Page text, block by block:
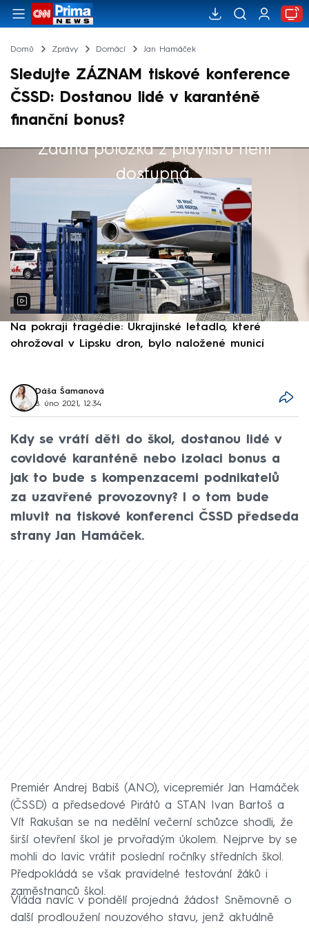
Domů Zprávy Domácí Jan Hamáček
Sledujte ZÁZNAM tiskové konference
ČSSD: Dostanou lidé v karanténě
finanční bonus?
Žádná položka z playlistu není
dostupná.
Výběr redakce
Na pokraji tragédie: Ukrajinské letadlo, které
ohrožoval v Lipsku dron, bylo naložené municí
Dáša Šamanová
8. úno 2021, 12:34
Kdy se vrátí děti do škol, dostanou lidé v
covidové karanténě nebo izolaci bonus a
jak to bude s kompenzacemi podnikatelů
za uzavřené provozovny? I o tom bude
mluvit na tiskové konferenci ČSSD předseda
strany Jan Hamáček.
Premiér Andrej Babiš (ANO), vicepremiér Jan Hamáček
(ČSSD) a předsedové Pirátů a STAN Ivan Bartoš a
Vít Rakušan se na nedělní večerní schůzce shodli, že
širší otevření škol je prvořadým úkolem. Nejprve by se
mohli do lavic vrátit poslední ročníky středních škol.
Předpokládá se však pravidelné testování žáků i
zaměstnanců škol.
Vláda navíc v pondělí projedná žádost Sněmovně o
další prodloužení nouzového stavu, jenž aktuálně